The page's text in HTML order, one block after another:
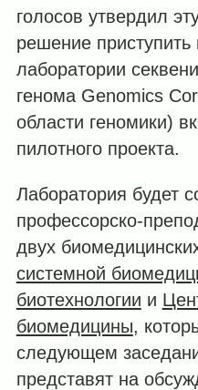
голосов утвердил
решение приступить
лаборатории
генома Genomics
области геномики)
пилотного проекта.
Лаборатория будет
профессорско-
двух
системной
биотехнологии и
биомедицины,
следующем
представят на